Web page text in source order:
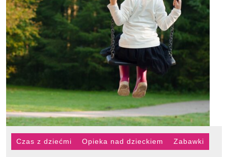
Czas z dziećmi Opieka nad dzieckiem Zabawki